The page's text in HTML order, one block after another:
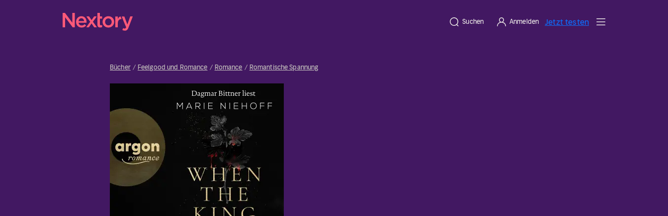
Suchen Anmelden Jetzt testen
Bücher Feelgood und Romance Romance Romantische Spannung